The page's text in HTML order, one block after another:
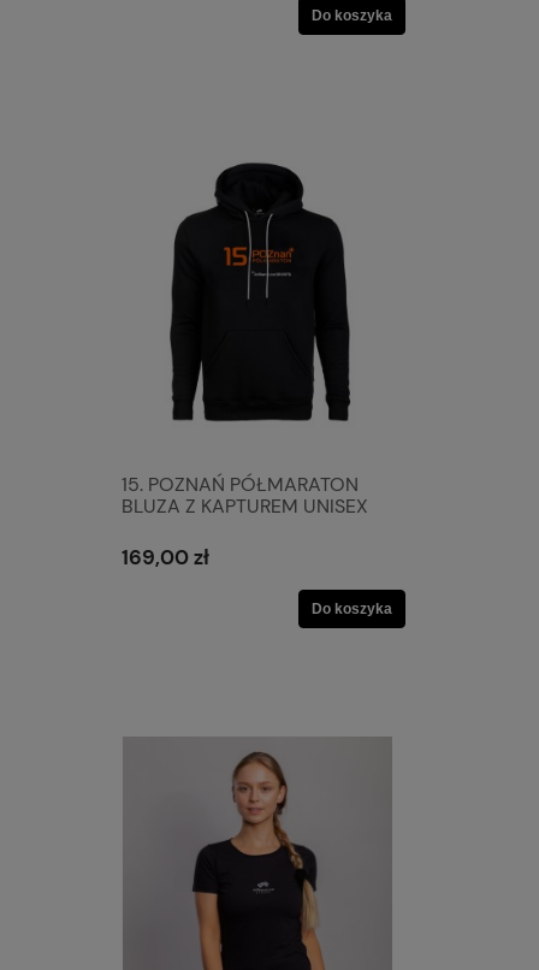
Do koszyka
15. POZNAŃ PÓŁMARATON
BLUZA Z KAPTUREM UNISEX
169,00 zł
Do koszyka